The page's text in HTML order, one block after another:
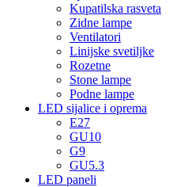
Kupatilska rasveta
Zidne lampe
Ventilatori
Linijske svetiljke
Rozetne
Stone lampe
Podne lampe
LED sijalice i oprema
E27
GU10
G9
GU5.3
LED paneli